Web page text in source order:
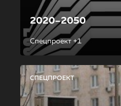
2020–2050
Спецпроект +1
СПЕЦПРОЕКТ